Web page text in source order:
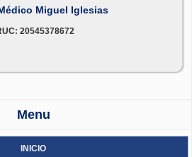
Miguel Iglesias
20545378672
Menu
INICIO